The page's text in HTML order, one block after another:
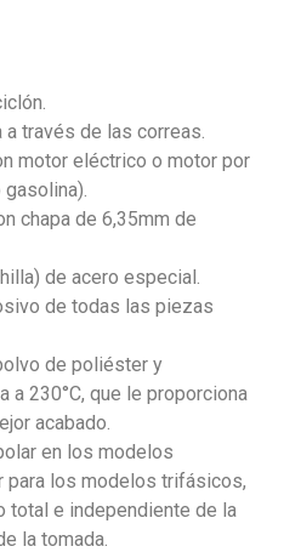
través de las correas.
motor eléctrico o motor por
chapa de 6,35mm de
de acero especial.
de todas las piezas
de poliéster y
a 230°C, que le proporciona
acabado.
en los modelos
para los modelos trifásicos,
total e independiente de la
la tomada.